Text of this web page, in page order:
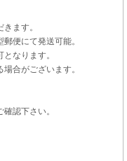
ます。
便にて発送可能。
なります。
合がございます。
認下さい。